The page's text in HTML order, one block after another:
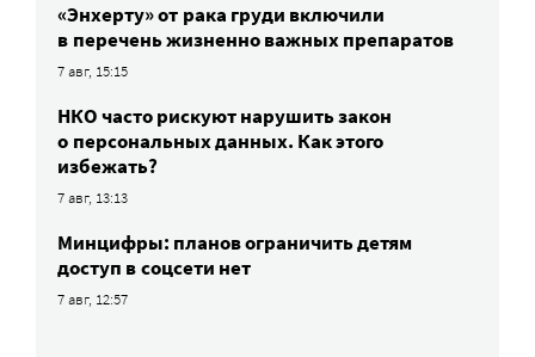
«Энхерту» от рака груди включили
в перечень жизненно важных препаратов
7 авг, 15:15
НКО часто рискуют нарушить закон
о персональных данных. Как этого
избежать?
7 авг, 13:13
Минцифры: планов ограничить детям
доступ в соцсети нет
7 авг, 12:57